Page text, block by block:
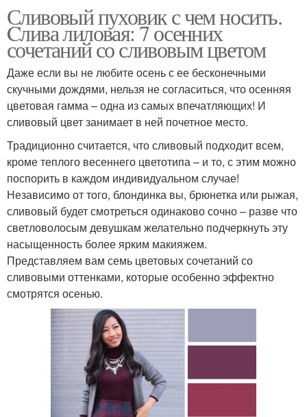
Сливовый пуховик с чем носить.
Cлива лиловая: 7 осенних
сочетаний со сливовым цветом
Даже если вы не любите осень с ее бесконечными
скучными дождями, нельзя не согласиться, что осенняя
цветовая гамма – одна из самых впечатляющих! И
сливовый цвет занимает в ней почетное место.
Традиционно считается, что сливовый подходит всем,
кроме теплого весеннего цветотипа – и то, с этим можно
поспорить в каждом индивидуальном случае!
Независимо от того, блондинка вы, брюнетка или рыжая,
сливовый будет смотреться одинаково сочно – разве что
светловолосым девушкам желательно подчеркнуть эту
насыщенность более ярким макияжем.
Представляем вам семь цветовых сочетаний со
сливовыми оттенками, которые особенно эффектно
смотрятся осенью.